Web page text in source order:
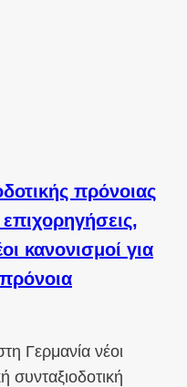
πρόνοιας
κανονισμοί για
Γερμανία νέοι
συνταξιοδοτική